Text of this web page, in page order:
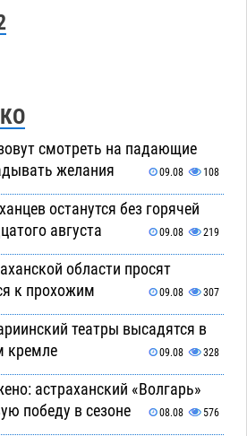
смотреть на падающие
желания
09.08 108
останутся без горячей
августа
09.08 219
области просят
к прохожим
09.08 307
театры высадятся в
кремле
09.08 328
астраханский «Волгарь»
победу в сезоне
08.08 576